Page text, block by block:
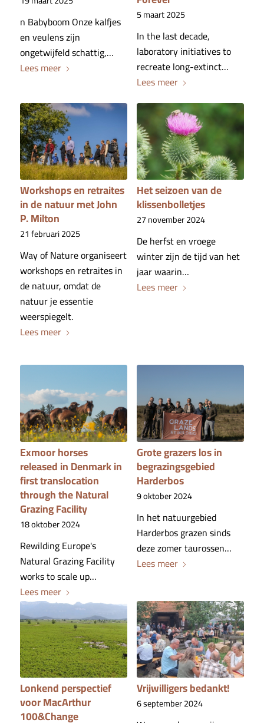
n Babyboom Onze kalfjes
en veulens zijn
ongetwijfeld schattig,…
Lees meer
5 maart 2025
In the last decade,
laboratory initiatives to
recreate long-extinct…
Lees meer
Workshops en retraites
in de natuur met John
P. Milton
21 februari 2025
Way of Nature organiseert
workshops en retraites in
de natuur, omdat de
natuur je essentie
weerspiegelt.
Lees meer
Het seizoen van de
klissenbolletjes
27 november 2024
De herfst en vroege
winter zijn de tijd van het
jaar waarin…
Lees meer
Exmoor horses
released in Denmark in
first translocation
through the Natural
Grazing Facility
18 oktober 2024
Rewilding Europe's
Natural Grazing Facility
works to scale up…
Lees meer
Grote grazers los in
begrazingsgebied
Harderbos
9 oktober 2024
In het natuurgebied
Harderbos grazen sinds
deze zomer taurossen…
Lees meer
Lonkend perspectief
voor MacArthur
100&Change
Vrijwilligers bedankt!
6 september 2024